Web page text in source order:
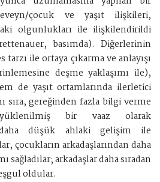
çocuk ve yaşıt ilişkileri,
olgunlukları ile ilişkilendirildi
basımda). Diğerlerinin
ile ortaya çıkarma ve anlayışı
deşme yaklaşımı ile),
de yaşıt ortamlarında ilerletici
sıra, gereğinden fazla bilgi verme
bir vaaz olarak
daha düşük ahlaki gelişim ile
çocukların arkadaşlarından daha
sağladılar; arkadaşlar daha sıradan
oldular.